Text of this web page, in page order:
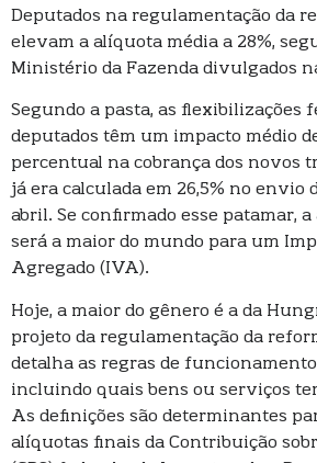
Deputados na regulamentação da
elevam a alíquota média a 28%,
Ministério da Fazenda divulgados
Segundo a pasta, as flexibilizações
deputados têm um impacto médio
percentual na cobrança dos novos
já era calculada em 26,5% no envio
abril. Se confirmado esse patamar,
será a maior do mundo para um
Agregado (IVA).
Hoje, a maior do gênero é a da
projeto da regulamentação da
detalha as regras de
incluindo quais bens ou serviços
As definições são determinantes
alíquotas finais da Contribuição